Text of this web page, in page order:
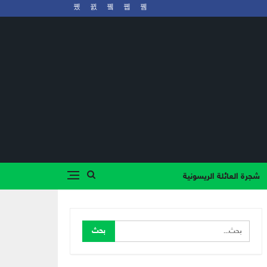
شجرة العائلة الريسونية